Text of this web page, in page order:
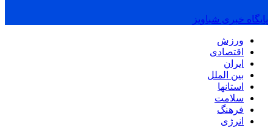
پایگاه خبری شباویز
ورزش
اقتصادی
ایران
بین الملل
استانها
سلامت
فرهنگ
انرژی